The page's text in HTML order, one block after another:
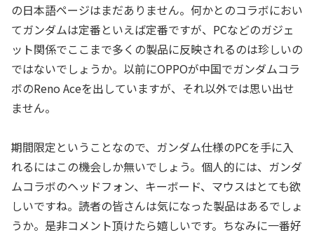
の日本語ページはまだありません。何かとのコラボにおい
てガンダムは定番といえば定番ですが、PCなどのガジェ
ット関係でここまで多くの製品に反映されるのは珍しいの
ではないでしょうか。以前にOPPOが中国でガンダムコラ
ボのReno Aceを出していますが、それ以外では思い出せ
ません。
期間限定ということなので、ガンダム仕様のPCを手に入
れるにはこの機会しか無いでしょう。個人的には、ガンダ
ムコラボのヘッドフォン、キーボード、マウスはとても欲
しいですね。読者の皆さんは気になった製品はあるでしょ
うか。是非コメント頂けたら嬉しいです。ちなみに一番好